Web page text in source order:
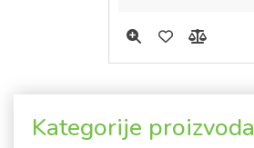
Kategorije proizvoda